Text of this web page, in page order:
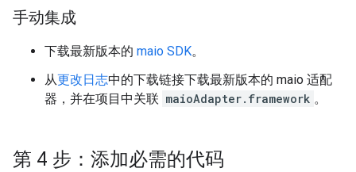
手动集成
下载最新版本的 maio SDK。
从更改日志中的下载链接下载最新版本的 maio 适配
器，并在项目中关联 maioAdapter.framework 。
第 4 步：添加必需的代码